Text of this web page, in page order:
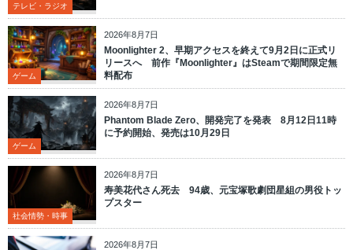
テレビ・ラジオ
2026年8月7日
ゲーム
Moonlighter 2、早期アクセスを終えて9月2日に正式リ
リースへ 前作『Moonlighter』はSteamで期間限定無
料配布
2026年8月7日
ゲーム
Phantom Blade Zero、開発完了を発表 8月12日11時
に予約開始、発売は10月29日
2026年8月7日
社会情勢・時事
寿美花代さん死去 94歳、元宝塚歌劇団星組の男役トッ
プスター
2026年8月7日